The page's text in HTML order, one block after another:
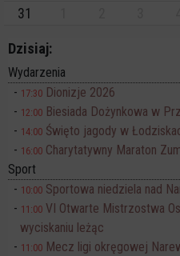
31
Dzisiaj:
Wydarzenia
17:30 Dionizje 2026
12:00 Biesiada Dożynkowa w
14:00 Święto jagody w
16:00 Charytatywny Maraton
Sport
10:00 Sportowa niedziela nad
11:00 VI Otwarte Mistrzostwa
wyciskaniu leżąc
11:00 Mecz ligi okręgowej